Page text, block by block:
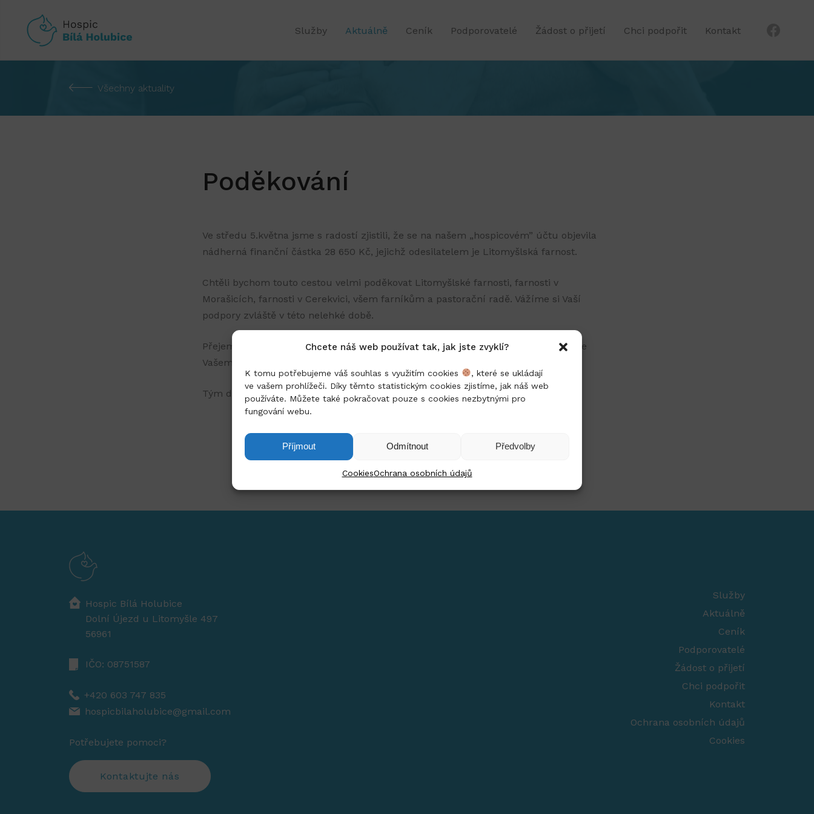
Chcete náš web používat tak, jak jste zvyklí?
K tomu potřebujeme váš souhlas s využitím cookies
, které se ukládají
ve vašem prohlížeči. Díky těmto statistickým cookies zjistíme, jak náš web
používáte. Můžete také pokračovat pouze s cookies nezbytnými pro
fungování webu.
Příjmout Odmítnout Předvolby
CookiesOchrana osobních údajů
Služby Aktuálně Ceník Podporovatelé Žádost o přijetí Chci podpořit Kontakt
Všechny aktuality
Poděkování
Ve středu 5.května jsme s radostí zjistili, že se na našem „hospicovém” účtu objevila
nádherná finanční částka 28 650 Kč, jejichž odesilatelem je Litomyšlská farnost.
Chtěli bychom touto cestou velmi poděkovat Litomyšlské farnosti, farnosti v
Morašicích, farnosti v Cerekvici, všem farníkům a pastorační radě. Vážíme si Vaší
podpory zvláště v této nelehké době.
Přejeme Vám všem hlavně zdraví a dobrou náladu, a kdyby přece jenom někdo ve
Vašem okolí potřeboval naši pomoc, neváhejte a zavolejte.
Tým domácího hospice.
Hospic Bílá Holubice
Dolní Újezd u Litomyšle 497
56961
IČO: 08751587
+420 603 747 835
hospicbilaholubice@gmail.com
Potřebujete pomoci?
Kontaktujte nás
Služby
Aktuálně
Ceník
Podporovatelé
Žádost o přijetí
Chci podpořit
Kontakt
Ochrana osobních údajů
Cookies